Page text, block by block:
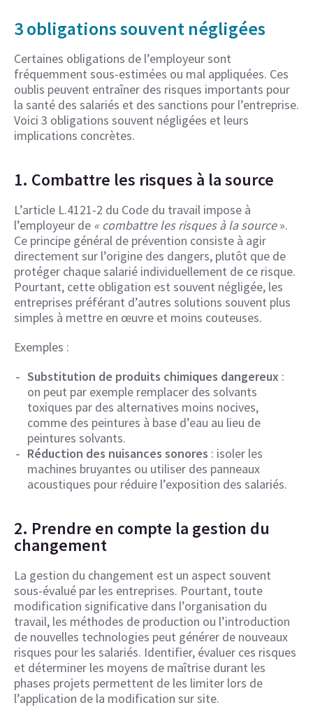
3 obligations souvent négligées
Certaines obligations de l’employeur sont
fréquemment sous-estimées ou mal appliquées. Ces
oublis peuvent entraîner des risques importants pour
la santé des salariés et des sanctions pour l’entreprise.
Voici 3 obligations souvent négligées et leurs
implications concrètes.
1. Combattre les risques à la source
L’article L.4121-2 du Code du travail impose à
l’employeur de « combattre les risques à la source».
Ce principe général de prévention consiste à agir
directement sur l’origine des dangers, plutôt que de
protéger chaque salarié individuellement de ce risque.
Pourtant, cette obligation est souvent négligée, les
entreprises préférant d’autres solutions souvent plus
simples à mettre en œuvre et moins couteuses.
Exemples :
Substitution de produits chimiques dangereux :
on peut par exemple remplacer des solvants
toxiques par des alternatives moins nocives,
comme des peintures à base d’eau au lieu de
peintures solvants.
Réduction des nuisances sonores : isoler les
machines bruyantes ou utiliser des panneaux
acoustiques pour réduire l’exposition des salariés.
2. Prendre en compte la gestion du
changement
La gestion du changement est un aspect souvent
sous-évalué par les entreprises. Pourtant, toute
modification significative dans l’organisation du
travail, les méthodes de production ou l’introduction
de nouvelles technologies peut générer de nouveaux
risques pour les salariés. Identifier, évaluer ces risques
et déterminer les moyens de maîtrise durant les
phases projets permettent de les limiter lors de
l’application de la modification sur site.